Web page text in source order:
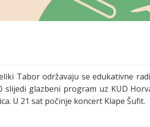
Tabor održavaju se edukativne
glazbeni program uz KUD
U 21 sat počinje koncert Klape Šufit.